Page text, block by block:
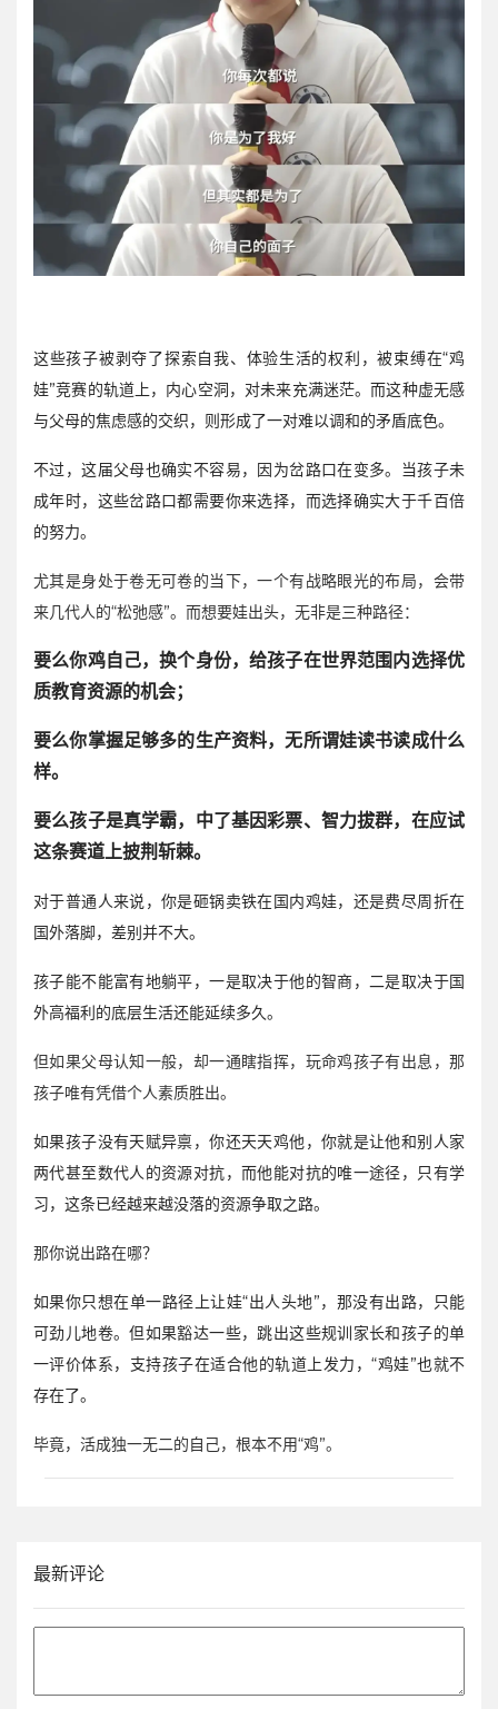
这些孩子被剥夺了探索自我、体验生活的权利，被束缚在“鸡
娃”竞赛的轨道上，内心空洞，对未来充满迷茫。而这种虚无感
与父母的焦虑感的交织，则形成了一对难以调和的矛盾底色。
不过，这届父母也确实不容易，因为岔路口在变多。当孩子未
成年时，这些岔路口都需要你来选择，而选择确实大于千百倍
的努力。
尤其是身处于卷无可卷的当下，一个有战略眼光的布局，会带
来几代人的“松弛感”。而想要娃出头，无非是三种路径：
要么你鸡自己，换个身份，给孩子在世界范围内选择优
质教育资源的机会；
要么你掌握足够多的生产资料，无所谓娃读书读成什么
样。
要么孩子是真学霸，中了基因彩票、智力拔群，在应试
这条赛道上披荆斩棘。
对于普通人来说，你是砸锅卖铁在国内鸡娃，还是费尽周折在
国外落脚，差别并不大。
孩子能不能富有地躺平，一是取决于他的智商，二是取决于国
外高福利的底层生活还能延续多久。
但如果父母认知一般，却一通瞎指挥，玩命鸡孩子有出息，那
孩子唯有凭借个人素质胜出。
如果孩子没有天赋异禀，你还天天鸡他，你就是让他和别人家
两代甚至数代人的资源对抗，而他能对抗的唯一途径，只有学
习，这条已经越来越没落的资源争取之路。
那你说出路在哪？
如果你只想在单一路径上让娃“出人头地”，那没有出路，只能
可劲儿地卷。但如果豁达一些，跳出这些规训家长和孩子的单
一评价体系，支持孩子在适合他的轨道上发力，“鸡娃”也就不
存在了。
毕竟，活成独一无二的自己，根本不用“鸡”。
最新评论